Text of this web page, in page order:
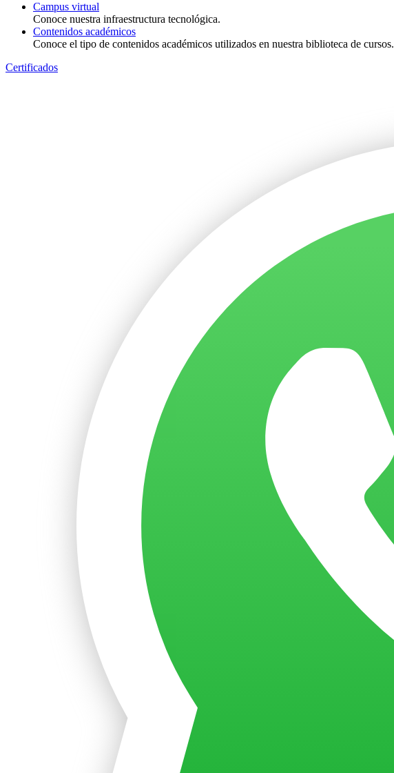
Campus virtual
Conoce nuestra infraestructura tecnológica.
Contenidos académicos
Conoce el tipo de contenidos académicos utilizados en nuestra biblioteca de cursos.
Certificados